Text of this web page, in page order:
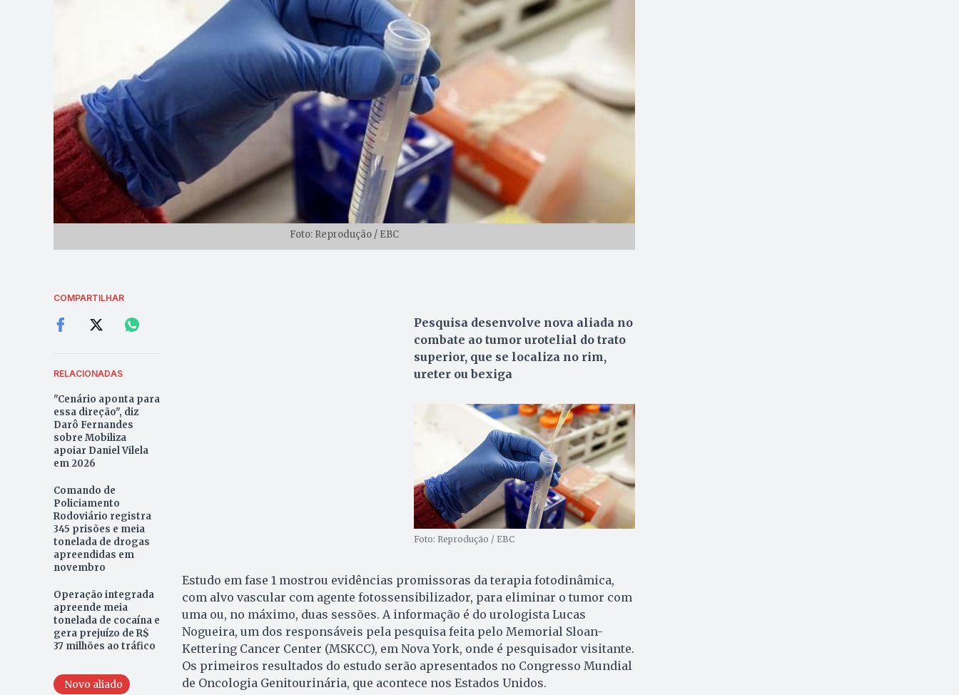
Foto: Reprodução / EBC
COMPARTILHAR
RELACIONADAS
"Cenário aponta para
essa direção", diz
Darô Fernandes
sobre Mobiliza
apoiar Daniel Vilela
em 2026
Comando de
Policiamento
Rodoviário registra
345 prisões e meia
tonelada de drogas
apreendidas em
novembro
Operação integrada
apreende meia
tonelada de cocaína e
gera prejuízo de R$
37 milhões ao tráfico
Novo aliado
Pesquisa desenvolve nova aliada no
combate ao tumor urotelial do trato
superior, que se localiza no rim,
ureter ou bexiga
Foto: Reprodução / EBC
Estudo em fase 1 mostrou evidências promissoras da terapia fotodinâmica,
com alvo vascular com agente fotossensibilizador, para eliminar o tumor com
uma ou, no máximo, duas sessões. A informação é do urologista Lucas
Nogueira, um dos responsáveis pela pesquisa feita pelo Memorial Sloan-
Kettering Cancer Center (MSKCC), em Nova York, onde é pesquisador visitante.
Os primeiros resultados do estudo serão apresentados no Congresso Mundial
de Oncologia Genitourinária, que acontece nos Estados Unidos.